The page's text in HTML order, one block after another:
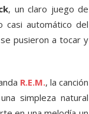
, un claro juego de
casi automático del
pusieron a tocar y
R.E.M., la canción
simpleza natural